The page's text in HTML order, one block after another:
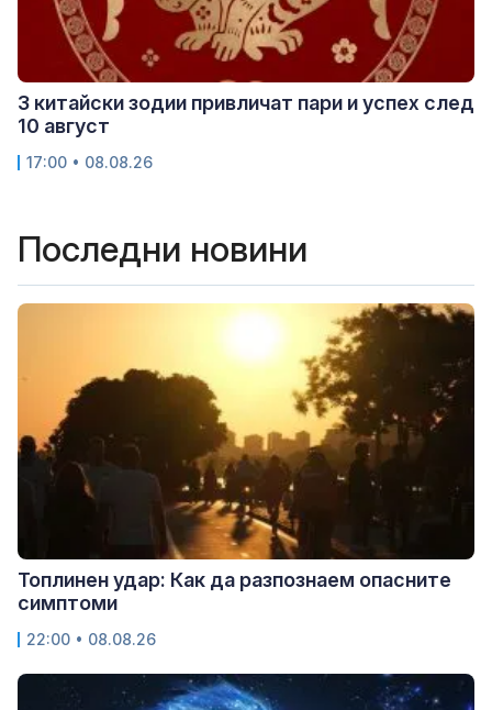
3 китайски зодии привличат пари и успех след
10 август
17:00 • 08.08.26
Последни новини
Топлинен удар: Как да разпознаем опасните
симптоми
22:00 • 08.08.26